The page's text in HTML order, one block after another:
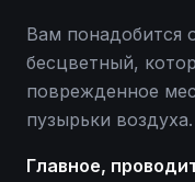
Вам понадобится
бесцветный,
поврежденное
пузырьки воздуха.
Главное,